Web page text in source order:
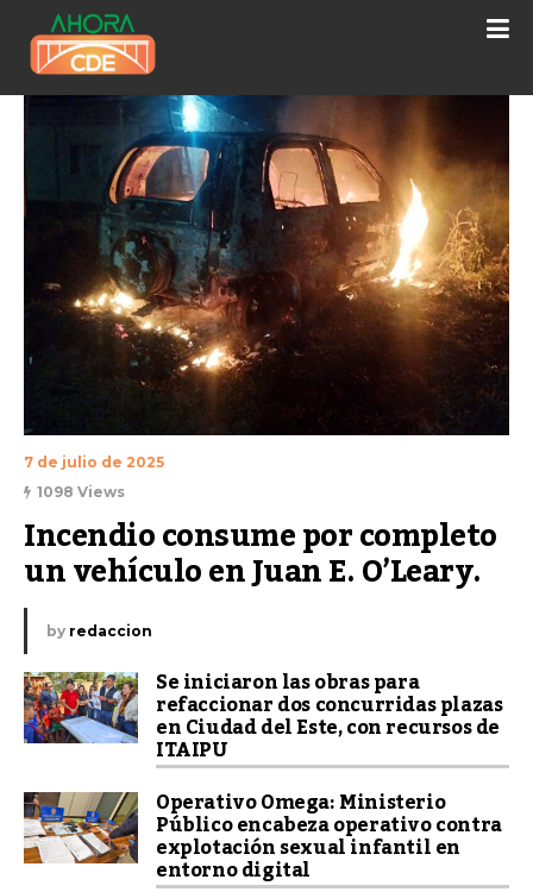
7 de julio de 2025
1098 Views
Incendio consume por completo
un vehículo en Juan E. O’Leary.
by redaccion
Se iniciaron las obras para
refaccionar dos concurridas plazas
en Ciudad del Este, con recursos de
ITAIPU
Operativo Omega: Ministerio
Público encabeza operativo contra
explotación sexual infantil en
entorno digital